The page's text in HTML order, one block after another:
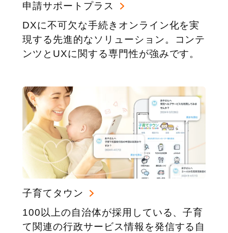
申請サポートプラス
DXに不可欠な手続きオンライン化を実
現する先進的なソリューション。コンテ
ンツとUXに関する専門性が強みです。
子育てタウン
100以上の自治体が採用している、子育
て関連の行政サービス情報を発信する自